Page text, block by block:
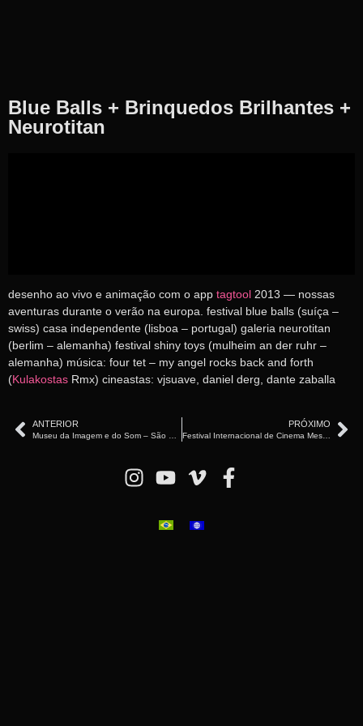
Blue Balls + Brinquedos Brilhantes +
Neurotitan
desenho ao vivo e animação com o app tagtool 2013 — nossas
aventuras durante o verão na europa. festival blue balls (suíça –
swiss) casa independente (lisboa – portugal) galeria neurotitan
(berlim – alemanha) festival shiny toys (mulheim an der ruhr –
alemanha) música: four tet – my angel rocks back and forth
(Kulakostas Rmx) cineastas: vjsuave, daniel derg, dante zaballa
ANTERIOR PRÓXIMO
Festival Internacional de Cinema Message to Man – Rússia